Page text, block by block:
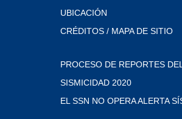
UBICACIÓN
CRÉDITOS / MAPA DE SITIO
PROCESO DE REPORTES
SISMICIDAD 2020
EL SSN NO OPERA ALERTA